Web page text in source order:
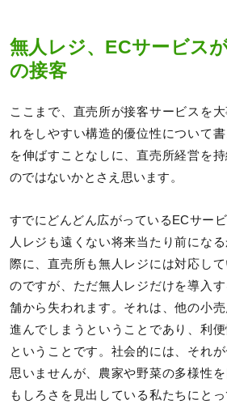
無人レジ、ECサービス
の接客
ここまで、直売所が接客サービスを
れをしやすい構造的優位性について
を伸ばすことなしに、直売所経営を
のではないかとさえ思います。
すでにどんどん広がっているECサー
人レジも遠くない将来当たり前にな
際に、直売所も無人レジには対応し
のですが、ただ無人レジだけを導入
舗から失われます。それは、他の小
進んでしまうということであり、利
ということです。社会的には、それ
思いませんが、農家や野菜の多様性
もしろさを見出している私たちにと